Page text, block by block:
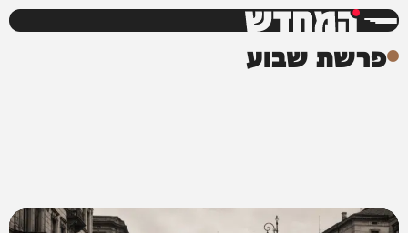
המחדש
פרשת שבוע